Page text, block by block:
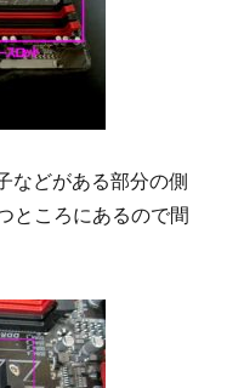
などがある部分の側
ところにあるので間